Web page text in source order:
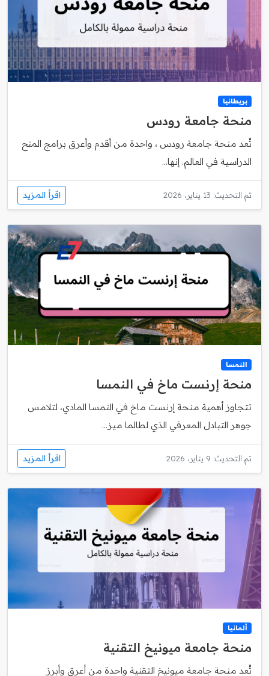
بريطانيا
منحة جامعة رودس
تُعد منحة جامعة رودس ، واحدة من أقدم وأعرق برامج المنح
الدراسية في العالم. إنها...
تم التحديث: 13 يناير، 2026 اقرأ المزيد
النمسا
منحة إرنست ماخ في النمسا
تتجاوز أهمية منحة إرنست ماخ في النمسا المادي، لتلامس
جوهر التبادل المعرفي الذي لطالما ميز...
تم التحديث: 9 يناير، 2026 اقرأ المزيد
ألمانيا
منحة جامعة ميونيخ التقنية
تُعد منحة جامعة ميونيخ التقنية واحدة من أعرق وأبرز